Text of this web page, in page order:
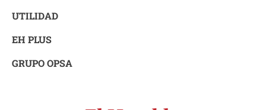
UTILIDAD
EH PLUS
GRUPO OPSA